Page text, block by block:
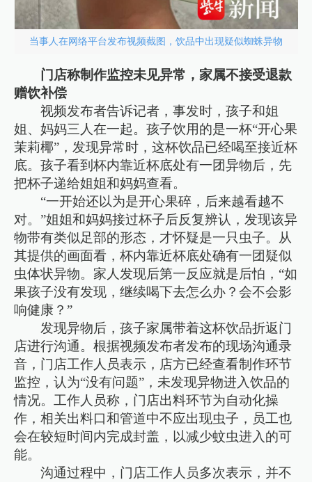
当事人在网络平台发布视频截图，饮品中出现疑似蜘蛛异物
门店称制作监控未见异常，家属不接受退款
赠饮补偿
视频发布者告诉记者，事发时，孩子和姐
姐、妈妈三人在一起。孩子饮用的是一杯“开心果
茉莉椰”，发现异常时，这杯饮品已经喝至接近杯
底。孩子看到杯内靠近杯底处有一团异物后，先
把杯子递给姐姐和妈妈查看。
“一开始还以为是开心果碎，后来越看越不
对。”姐姐和妈妈接过杯子后反复辨认，发现该异
物带有类似足部的形态，才怀疑是一只虫子。从
其提供的画面看，杯内靠近杯底处确有一团疑似
虫体状异物。家人发现后第一反应就是后怕，“如
果孩子没有发现，继续喝下去怎么办？会不会影
响健康？”
发现异物后，孩子家属带着这杯饮品折返门
店进行沟通。根据视频发布者发布的现场沟通录
音，门店工作人员表示，店方已经查看制作环节
监控，认为“没有问题”，未发现异物进入饮品的
情况。工作人员称，门店出料环节为自动化操
作，相关出料口和管道中不应出现虫子，员工也
会在较短时间内完成封盖，以减少蚊虫进入的可
能。
沟通过程中，门店工作人员多次表示，并不